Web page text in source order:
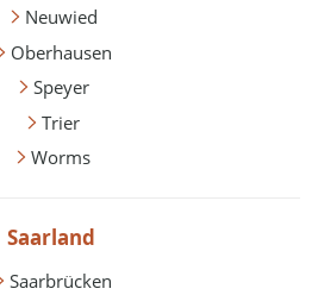
Neuwied
Oberhausen
Speyer
Trier
Worms
Saarland
Saarbrücken